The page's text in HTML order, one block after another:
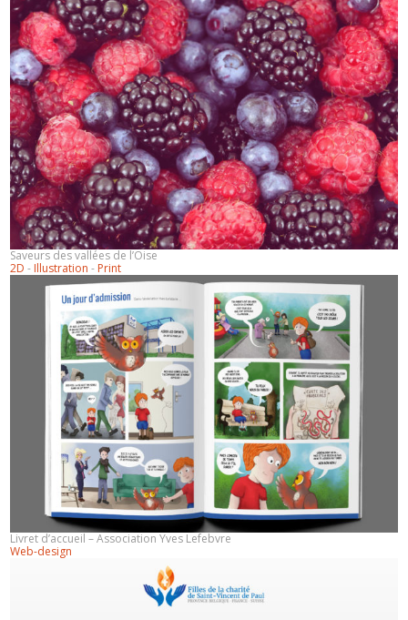
Saveurs des vallées de l’Oise
2D - Illustration - Print
Livret d’accueil – Association Yves Lefebvre
Web-design